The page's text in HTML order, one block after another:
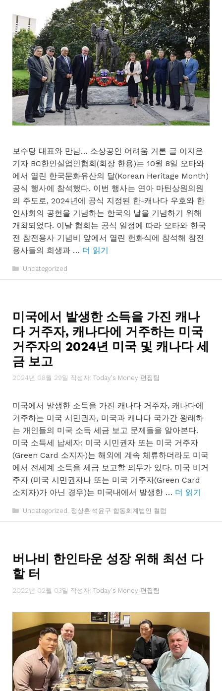
보수당 대표와 만남… 소상공인 어려움 거론 글 이지은
기자 BC한인실업인협회(회장 한용)는 10월 8일 오타와
에서 열린 한국문화유산의 달(Korean Heritage Month)
공식 행사에 참석했다. 이번 행사는 연아 마틴상원의원
의 주도로, 2024년에 공식 지정된 한-캐나다 우호와 한
인사회의 공헌을 기념하는 한국의 날을 기념하기 위해
개최되었다. 이날 협회는 공식 일정에 따라 오타와 한국
전 참전용사 기념비 앞에서 열린 헌화식에 참석해 참전
용사들의 희생과 … 더 읽기
카
Uncategorized
미국에서 발생한 소득을 가진 캐나
다 거주자, 캐나다에 거주하는 미국
거주자의 2024년 미국 및 캐나다 세
금 보고
2024년 08월 29일 작성자: Today's Money 편집팀
미국에서 발생한 소득을 가진 캐나다 거주자, 캐나다에
거주하는 미국 시민권자, 미국과 캐나다 국가간 왕래하
는 개인들의 미국 소득 세금 보고 문제들을 알아본다.
미국 소득세 납세자: 미국 시민권자 또는 미국 거주자
(Green Card 소지자)는 해외에 계속 체류하더라도 미국
에서 전세계 소득을 세금 보고할 의무가 있다. 미국 비거
주자 (미국 시민권자나 또는 미국 거주자(Green Card
소지자)가 아닌 경우)는 미국내에서 발생한 … 더 읽기
카
Uncategorized , 정상훈·석윤구 합동회계법인 컬럼
버나비 한인타운 성장 위해 최선 다
할 터
2022년 02월 03일 작성자: Today's Money 편집팀